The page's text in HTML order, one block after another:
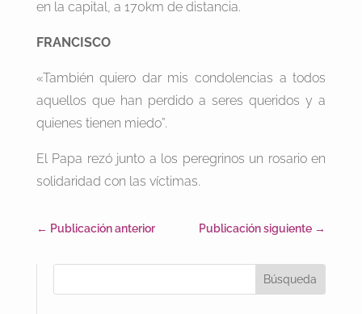
en la capital, a 170km de distancia.
FRANCISCO
«También quiero dar mis condolencias a todos
aquellos que han perdido a seres queridos y a
quienes tienen miedo”.
El Papa rezó junto a los peregrinos un rosario en
solidaridad con las víctimas.
← Publicación anterior Publicación siguiente →